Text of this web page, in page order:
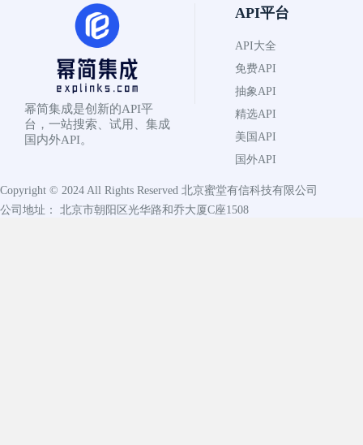
幂简集成是创新的API平
台，一站搜索、试用、集成
国内外API。
API平台
API大全
免费API
抽象API
精选API
美国API
国外API
Copyright © 2024 All Rights Reserved 北京蜜堂有信科技有限公司
公司地址： 北京市朝阳区光华路和乔大厦C座1508